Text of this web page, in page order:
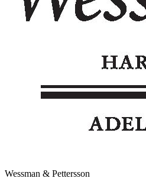
Wessman & Pettersson